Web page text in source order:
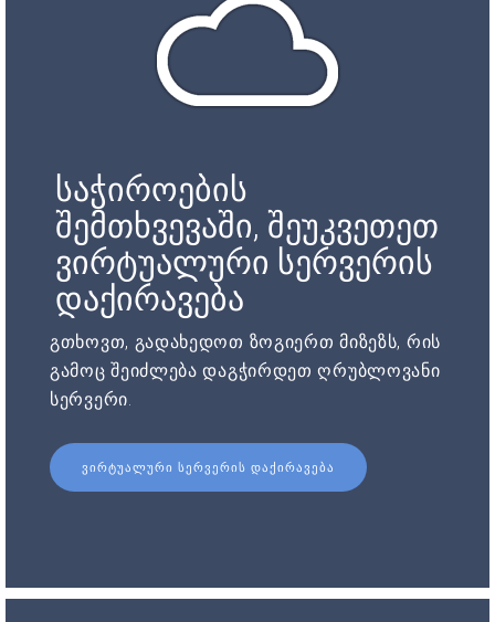
საჭიროების
შემთხვევაში, შეუკვეთეთ
ვირტუალური სერვერის
დაქირავება
გთხოვთ, გადახედოთ ზოგიერთ მიზეზს, რის
გამოც შეიძლება დაგჭირდეთ ღრუბლოვანი
სერვერი.
ᲕᲘᲠᲢᲣᲐᲚᲣᲠᲘ ᲡᲔᲠᲕᲔᲠᲘᲡ ᲓᲐᲥᲘᲠᲐᲕᲔᲑᲐ